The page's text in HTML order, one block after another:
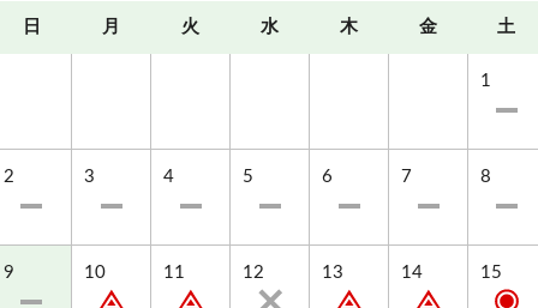
夕食：オーナーシェフおまかせ 和食のお料理
日 月 火 水 木 金 土
1
2 3 4 5 6 7 8
9 10 11 12 13 14 15